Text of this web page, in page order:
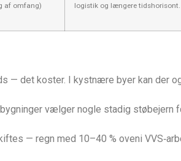
af omfang)
logistik og længere tidshorisont.
— det koster. I kystnære byer kan der
vælger nogle stadig støbejern
— regn med 10–40 % oveni